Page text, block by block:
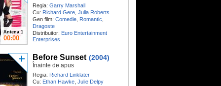
Antena 1
00:00
Regia: Garry Marshall
Cu: Richard Gere Julia Roberts
Gen film: Comedie Romantic
Dragoste
Distribuitor: Euro Entertainment
Enterprises
Before Sunset (2004)
Înainte de apus
Regia: Richard Linklater
Cu: Ethan Hawke Julie Delpy